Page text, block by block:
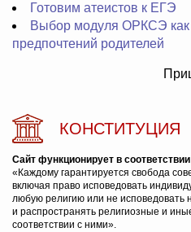
Готовим атеистов к ЕГЭ
Выбор модуля ОРКСЭ как
предпочтений родителей
КОНСТИТУЦИЯ
Сайт функционирует в
«Каждому гарантируется свобода
включая право исповедовать
любую религию или не исповедовать
и распространять религиозные и
соответствии с ними».